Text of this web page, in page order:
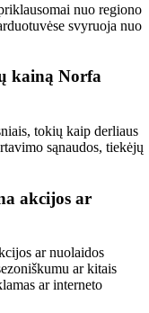
nuo regiono
svyruoja nuo
kainą Norfa
tokių kaip derliaus
sąnaudos, tiekėjų
akcijos ar
ar nuolaidos
ar kitais
ar interneto